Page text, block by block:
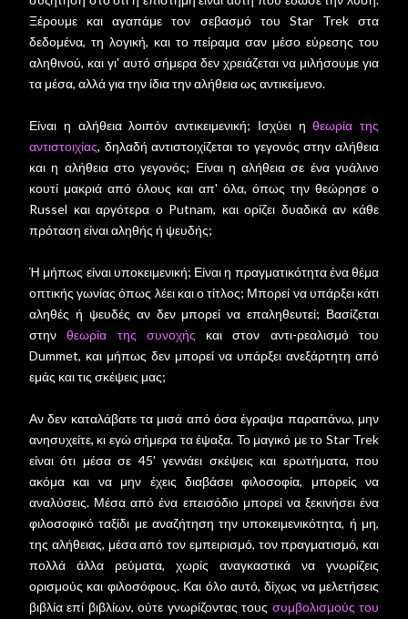
Ξέρουμε και αγαπάμε τον σεβασμό του Star Trek στα
δεδομένα, τη λογική, και το πείραμα σαν μέσο εύρεσης του
αληθινού, και γι' αυτό σήμερα δεν χρειάζεται να μιλήσουμε για
τα μέσα, αλλά για την ίδια την αλήθεια ως αντικείμενο.
Είναι η αλήθεια λοιπόν αντικειμενική; Ισχύει ηθεωρία της
αντιστοιχίας, δηλαδή αντιστοιχίζεται το γεγονός στην αλήθεια
και η αλήθεια στο γεγονός; Είναι η αλήθεια σε ένα γυάλινο
κουτί μακριά από όλους και απ' όλα, όπως την θεώρησε ο
Russel και αργότερα ο Putnam, και ορίζει δυαδικά αν κάθε
πρόταση είναι αληθής ή ψευδής;
Ή μήπως είναι υποκειμενική; Είναι η πραγματικότητα ένα θέμα
οπτικής γωνίας όπως λέει και ο τίτλος; Μπορεί να υπάρξει κάτι
αληθές ή ψευδές αν δεν μπορεί να επαληθευτεί; Βασίζεται
στηνθεωρία της συνοχής και στον αντι-ρεαλισμό του
Dummet, και μήπως δεν μπορεί να υπάρξει ανεξάρτητη από
εμάς και τις σκέψεις μας;
Αν δεν καταλάβατε τα μισά από όσα έγραψα παραπάνω, μην
ανησυχείτε, κι εγώ σήμερα τα έψαξα. Το μαγικό με το Star Trek
είναι ότι μέσα σε 45' γεννάει σκέψεις και ερωτήματα, που
ακόμα και να μην έχεις διαβάσει φιλοσοφία, μπορείς να
αναλύσεις. Μέσα από ένα επεισόδιο μπορεί να ξεκινήσει ένα
φιλοσοφικό ταξίδι με αναζήτηση την υποκειμενικότητα, ή μη,
της αλήθειας, μέσα από τον εμπειρισμό, τον πραγματισμό, και
πολλά άλλα ρεύματα, χωρίς αναγκαστικά να γνωρίζεις
ορισμούς και φιλοσόφους. Και όλο αυτό, δίχως να μελετήσεις
βιβλία επί βιβλίων, ούτε γνωρίζοντας τους συμβολισμούς του